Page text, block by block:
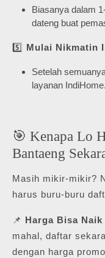
Biasanya dalam
dateng buat
5️⃣ Mulai Nikmatin
Setelah
layanan IndiHome.
🎯 Kenapa Lo
Bantaeng
Masih mikir-mikir?
harus buru-buru
📌 Harga Bisa Naik
mahal, daftar
dengan harga